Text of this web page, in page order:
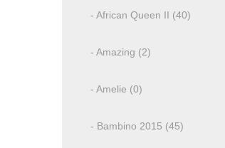
- African Queen II (40)
- Amazing (2)
- Amelie (0)
- Bambino 2015 (45)